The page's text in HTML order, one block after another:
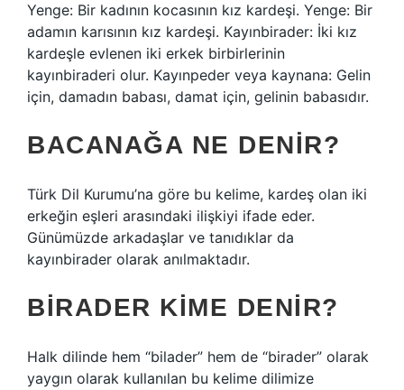
Yenge: Bir kadının kocasının kız kardeşi. Yenge: Bir
adamın karısının kız kardeşi. Kayınbirader: İki kız
kardeşle evlenen iki erkek birbirlerinin
kayınbiraderi olur. Kayınpeder veya kaynana: Gelin
için, damadın babası, damat için, gelinin babasıdır.
BACANAĞA NE DENIR?
Türk Dil Kurumu’na göre bu kelime, kardeş olan iki
erkeğin eşleri arasındaki ilişkiyi ifade eder.
Günümüzde arkadaşlar ve tanıdıklar da
kayınbirader olarak anılmaktadır.
BIRADER KIME DENIR?
Halk dilinde hem “bilader” hem de “birader” olarak
yaygın olarak kullanılan bu kelime dilimize